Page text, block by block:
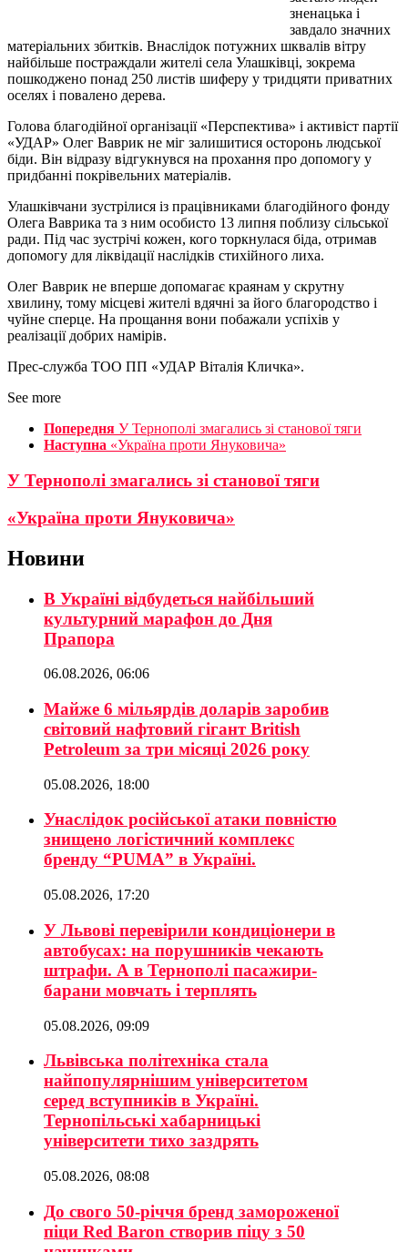
зненацька і
завдало значних
матеріальних збитків. Внаслідок потужних шквалів вітру
найбільше постраждали жителі села Улашківці, зокрема
пошкоджено понад 250 листів шиферу у тридцяти приватних
оселях і повалено дерева.
Голова благодійної організації «Перспектива» і активіст партії
«УДАР» Олег Ваврик не міг залишитися осторонь людської
біди. Він відразу відгукнувся на прохання про допомогу у
придбанні покрівельних матеріалів.
Улашківчани зустрілися із працівниками благодійного фонду
Олега Ваврика та з ним особисто 13 липня поблизу сільської
ради. Під час зустрічі кожен, кого торкнулася біда, отримав
допомогу для ліквідації наслідків стихійного лиха.
Олег Ваврик не вперше допомагає краянам у скрутну
хвилину, тому місцеві жителі вдячні за його благородство і
чуйне сперце. На прощання вони побажали успіхів у
реалізації добрих намірів.
Прес-служба ТОО ПП «УДАР Віталія Кличка».
See more
Попередня У Тернополі змагались зі станової тяги
Наступна «Україна проти Януковича»
У Тернополі змагались зі станової тяги
«Україна проти Януковича»
Новини
В Україні відбудеться найбільший
культурний марафон до Дня
Прапора
06.08.2026, 06:06
Майже 6 мільярдів доларів заробив
світовий нафтовий гігант British
Petroleum за три місяці 2026 року
05.08.2026, 18:00
Унаслідок російської атаки повністю
знищено логістичний комплекс
бренду “PUMA” в Україні.
05.08.2026, 17:20
У Львові перевірили кондиціонери в
автобусах: на порушників чекають
штрафи. А в Тернополі пасажири-
барани мовчать і терплять
05.08.2026, 09:09
Львівська політехніка стала
найпопулярнішим університетом
серед вступників в Україні.
Тернопільські хабарницькі
університети тихо заздрять
05.08.2026, 08:08
До свого 50-річчя бренд замороженої
піци Red Baron створив піцу з 50